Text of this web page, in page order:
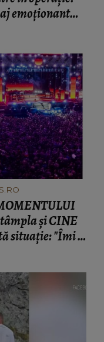
emoționant
și CINE
situație: "Îmi e